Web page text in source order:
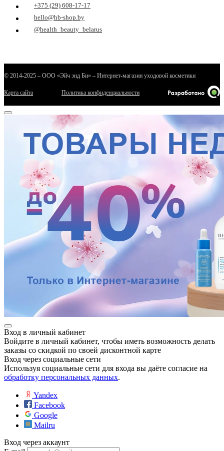
+375 (29) 608-17-17
hello@hb-shop.by
@health_beauty_belarus
© 2014-2025 – ООО «Эйч энд Би» – Интернет-магазин уходовой косметики
Карта сайта Политика конфиденциальности
Вход в личный кабинет
Войдите в личный кабинет, чтобы иметь возможность делать
заказы со скидкой по своей дисконтной карте
Вход через социальные сети
Используя социальные сети для входа вы даёте согласие на
обработку персональных данных.
Yandex
Facebook
Google
Mailru
Вход через аккаунт